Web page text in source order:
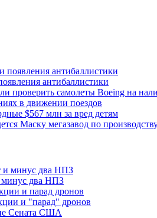
антибаллистики
проверить самолеты Boeing на
в движении поездов
$567 млн за вред детям
Маску мегазавод по
минус два НПЗ
и "парад" дронов